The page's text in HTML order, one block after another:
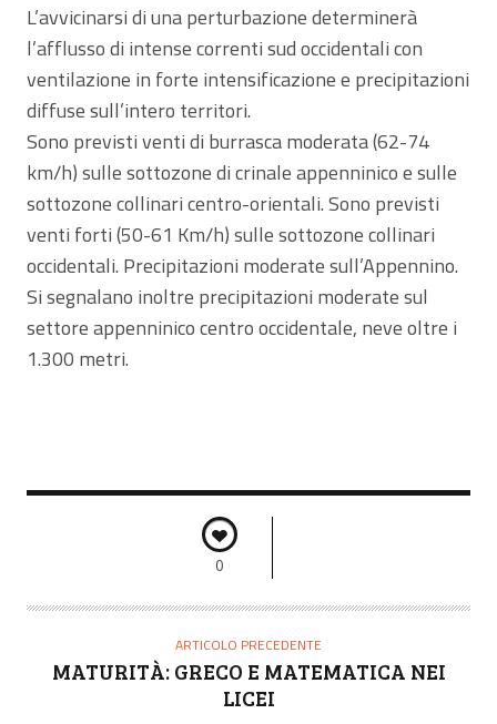
L’avvicinarsi di una perturbazione determinerà
l’afflusso di intense correnti sud occidentali con
ventilazione in forte intensificazione e precipitazioni
diffuse sull’intero territori.
Sono previsti venti di burrasca moderata (62-74
km/h) sulle sottozone di crinale appenninico e sulle
sottozone collinari centro-orientali. Sono previsti
venti forti (50-61 Km/h) sulle sottozone collinari
occidentali. Precipitazioni moderate sull’Appennino.
Si segnalano inoltre precipitazioni moderate sul
settore appenninico centro occidentale, neve oltre i
1.300 metri.
0
ARTICOLO PRECEDENTE
MATURITÀ: GRECO E MATEMATICA NEI
LICEI